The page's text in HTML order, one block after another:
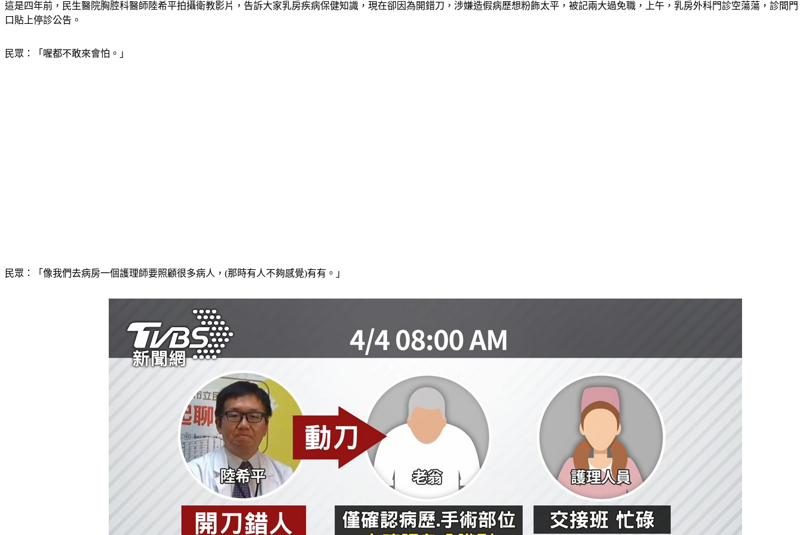
這是四年前，民生醫院胸腔科醫師陸希平拍攝衛教影片，告訴大家乳房疾病保健知識，現在卻因為開錯刀，涉嫌造假病歷想粉飾太平，被記兩大過免職，上午，乳房外科門診空蕩蕩，診間門
口貼上停診公告。
民眾：「喔都不敢來會怕。」
民眾：「像我們去病房一個護理師要照顧很多病人，(那時有人不夠感覺)有有。」